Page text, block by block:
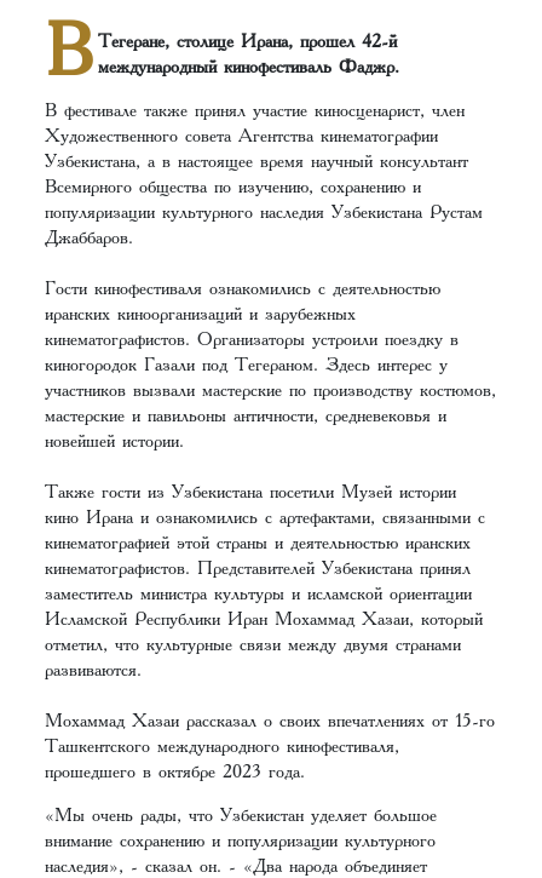
В Тегеране, столице Ирана, прошел 42-й
международный кинофестиваль Фаджр.
В фестивале также принял участие киносценарист, член
Художественного совета Агентства кинематографии
Узбекистана, а в настоящее время научный консультант
Всемирного общества по изучению, сохранению и
популяризации культурного наследия Узбекистана Рустам
Джаббаров.
Гости кинофестиваля ознакомились с деятельностью
иранских киноорганизаций и зарубежных
кинематографистов. Организаторы устроили поездку в
киногородок Газали под Тегераном. Здесь интерес у
участников вызвали мастерские по производству костюмов,
мастерские и павильоны античности, средневековья и
новейшей истории.
Также гости из Узбекистана посетили Музей истории
кино Ирана и ознакомились с артефактами, связанными с
кинематографией этой страны и деятельностью иранских
кинематографистов. Представителей Узбекистана принял
заместитель министра культуры и исламской ориентации
Исламской Республики Иран Мохаммад Хазаи, который
отметил, что культурные связи между двумя странами
развиваются.
Мохаммад Хазаи рассказал о своих впечатлениях от 15-го
Ташкентского международного кинофестиваля,
прошедшего в октябре 2023 года.
«Мы очень рады, что Узбекистан уделяет большое
внимание сохранению и популяризации культурного
наследия», - сказал он. - «Два народа объединяет